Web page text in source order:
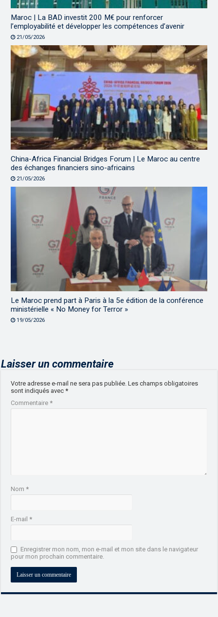
Maroc | La BAD investit 200 M€ pour renforcer
l’employabilité et développer les compétences d’avenir
21/05/2026
China-Africa Financial Bridges Forum | Le Maroc au centre
des échanges financiers sino-africains
21/05/2026
Le Maroc prend part à Paris à la 5e édition de la conférence
ministérielle « No Money for Terror »
19/05/2026
Laisser un commentaire
Votre adresse e-mail ne sera pas publiée. Les champs obligatoires
sont indiqués avec*
Commentaire*
Nom*
E-mail*
Enregistrer mon nom, mon e-mail et mon site dans le navigateur
pour mon prochain commentaire.